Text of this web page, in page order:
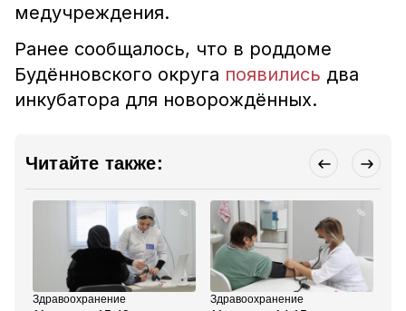
медучреждения.
Ранее сообщалось, что в роддоме
Будённовского округа появились два
инкубатора для новорождённых.
Читайте также:
Здравоохранение Здравоохранение